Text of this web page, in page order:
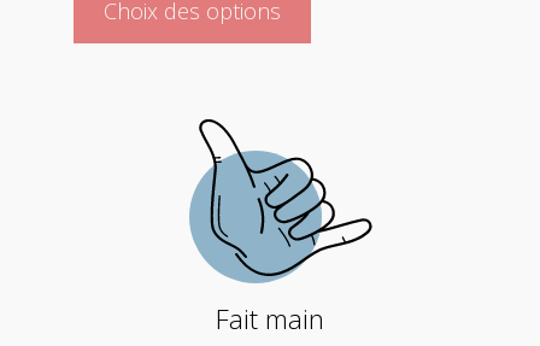
Choix des options
a
peuvent
être
choisies
page
Fait main